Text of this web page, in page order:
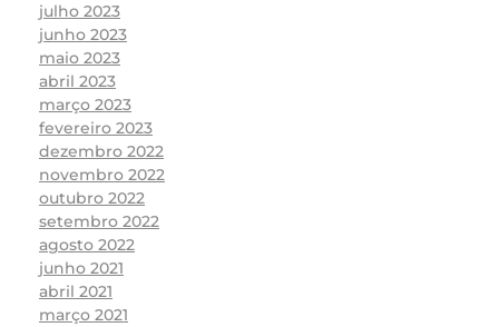
julho 2023
junho 2023
maio 2023
abril 2023
março 2023
fevereiro 2023
dezembro 2022
novembro 2022
outubro 2022
setembro 2022
agosto 2022
junho 2021
abril 2021
março 2021